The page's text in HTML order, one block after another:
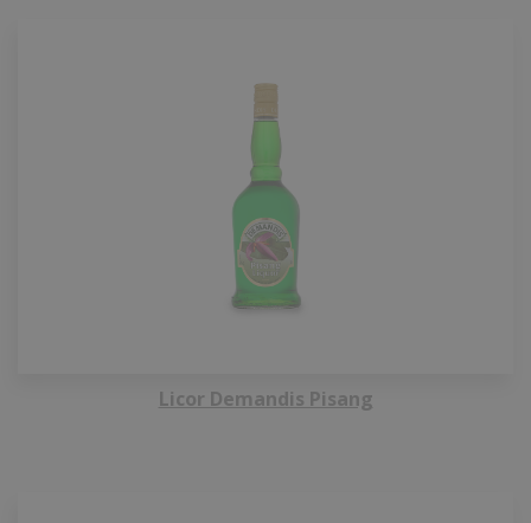
Licor Demandis Pisang